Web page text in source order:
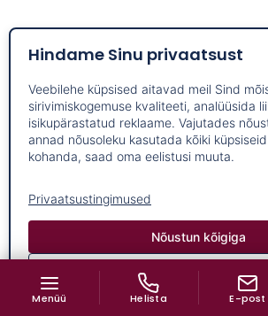
Hindame Sinu privaatsust
Veebilehe küpsised aitavad meil Sind
sirivimiskogemuse kvaliteeti, analüüsida
isikupärastatud reklaame. Vajutades
annad nõusoleku kasutada kõiki
kohanda, saad oma eelistusi muuta.
Privaatsustingimused
Nõustun kõigiga
Kohanda
NAVIGATSIOON
Menüü Helista E-post